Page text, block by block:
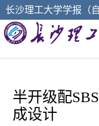
长沙理工大学学报（
半开级配
成设计